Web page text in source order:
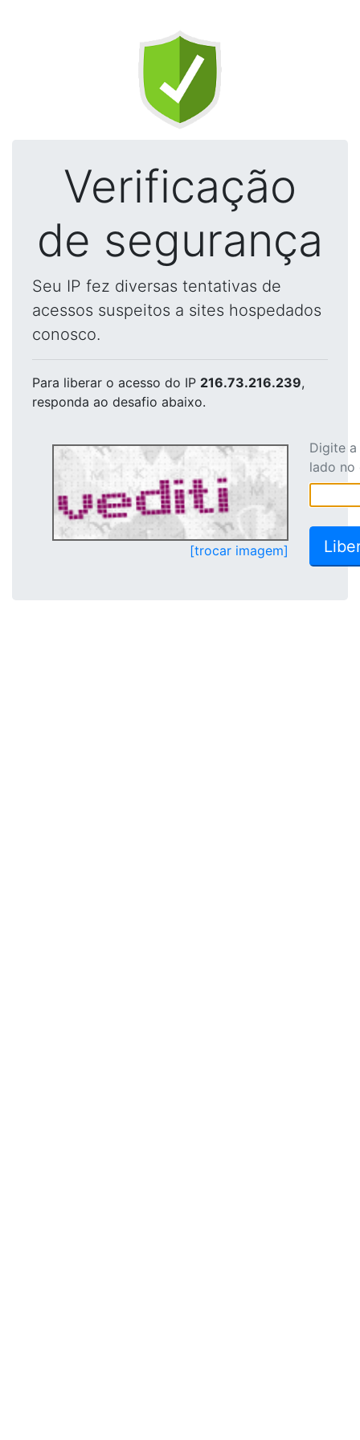
Verificação
de segurança
Seu IP fez diversas tentativas de
acessos suspeitos a sites hospedados
conosco.
Para liberar o acesso do IP 216.73.216.239,
responda ao desafio abaixo.
[trocar imagem]
Digite
lado no